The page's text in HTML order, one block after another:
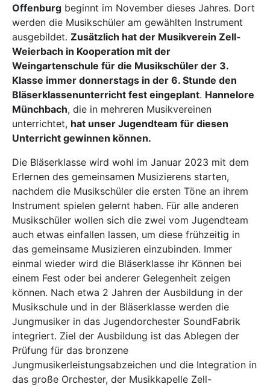
Offenburg beginnt im November dieses Jahres. Dort
werden die Musikschüler am gewählten Instrument
ausgebildet. Zusätzlich hat der Musikverein Zell-
Weierbach in Kooperation mit der
Weingartenschule für die Musikschüler der 3.
Klasse immer donnerstags in der 6. Stunde den
Bläserklassenunterricht fest eingeplant. Hannelore
Münchbach, die in mehreren Musikvereinen
unterrichtet, hat unser Jugendteam für diesen
Unterricht gewinnen können.
Die Bläserklasse wird wohl im Januar 2023 mit dem
Erlernen des gemeinsamen Musizierens starten,
nachdem die Musikschüler die ersten Töne an ihrem
Instrument spielen gelernt haben. Für alle anderen
Musikschüler wollen sich die zwei vom Jugendteam
auch etwas einfallen lassen, um diese frühzeitig in
das gemeinsame Musizieren einzubinden. Immer
einmal wieder wird die Bläserklasse ihr Können bei
einem Fest oder bei anderer Gelegenheit zeigen
können. Nach etwa 2 Jahren der Ausbildung in der
Musikschule und in der Bläserklasse werden die
Jungmusiker in das Jugendorchester SoundFabrik
integriert. Ziel der Ausbildung ist das Ablegen der
Prüfung für das bronzene
Jungmusikerleistungsabzeichen und die Integration in
das große Orchester, der Musikkapelle Zell-